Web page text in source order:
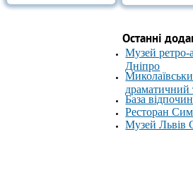
Останні
Музей ретро-
Дніпро
драматичний
База
Ресторан
Музей Львів